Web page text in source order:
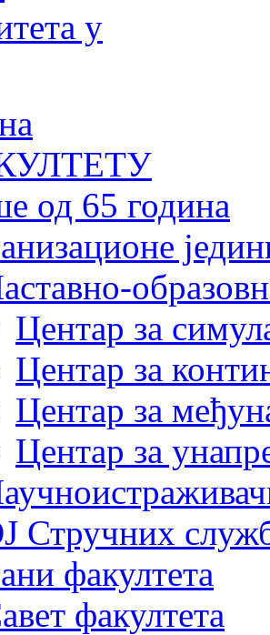
од 65 година
Центар за
Центар за
Центар за
Центар за
Стручних
факултета
факултета